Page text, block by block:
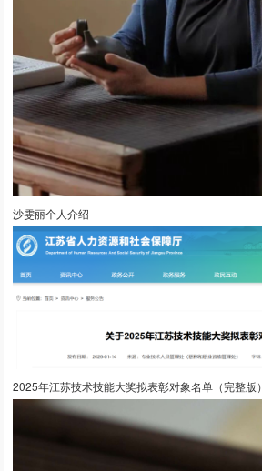
沙雯丽个人介绍
2025年江苏技术技能大奖拟表彰对象名单（完整版）